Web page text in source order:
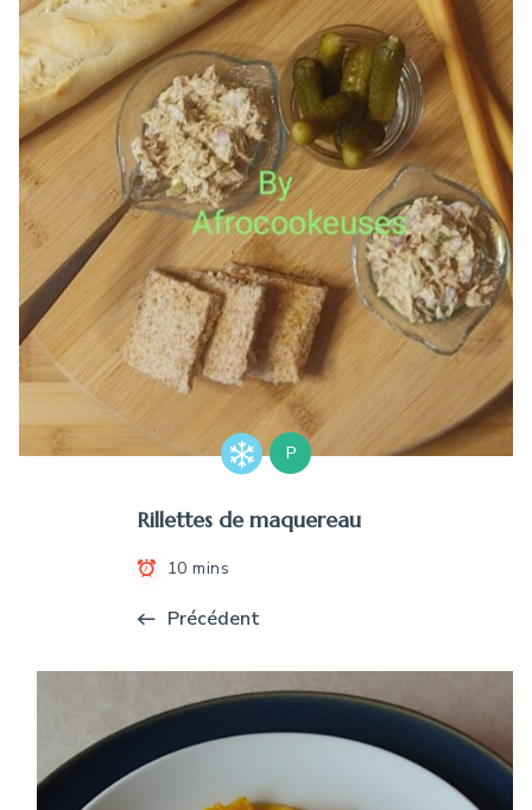
P
Rillettes de maquereau
10 mins
Précédent